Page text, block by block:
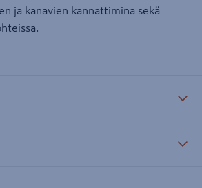
ja kanavien kannattimina sekä